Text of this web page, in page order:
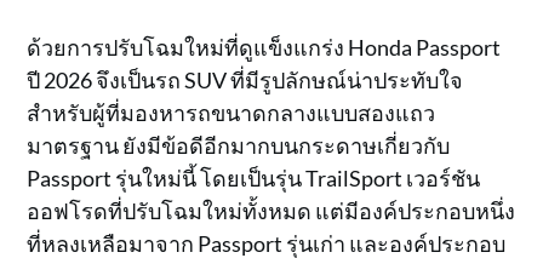
ด้วยการปรับโฉมใหม่ที่ดูแข็งแกร่ง Honda Passport
ปี 2026 จึงเป็นรถ SUV ที่มีรูปลักษณ์น่าประทับใจ
สำหรับผู้ที่มองหารถขนาดกลางแบบสองแถว
มาตรฐาน ยังมีข้อดีอีกมากบนกระดาษเกี่ยวกับ
Passport รุ่นใหม่นี้ โดยเป็นรุ่น TrailSport เวอร์ชัน
ออฟโรดที่ปรับโฉมใหม่ทั้งหมด แต่มีองค์ประกอบหนึ่ง
ที่หลงเหลือมาจาก Passport รุ่นเก่า และองค์ประกอบ